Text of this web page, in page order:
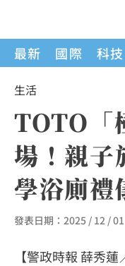
最新 國際 科技
生活
TOTO「
場！親子
學浴廁禮
發表日期： 2025 / 12 / 01
【警政時報 薛秀